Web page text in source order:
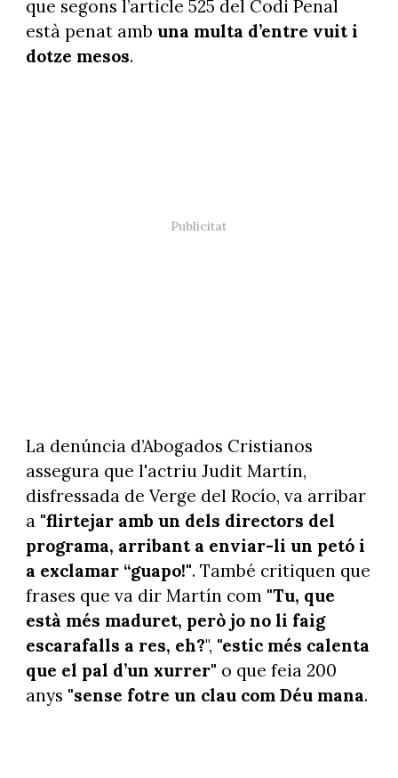
que segons l’article 525 del Codi Penal
està penat amb una multa d’entre vuit i
dotze mesos.
La denúncia d’Abogados Cristianos
assegura que l'actriu Judit Martín,
disfressada de Verge del Rocío, va arribar
a "flirtejar amb un dels directors del
programa, arribant a enviar-li un petó i
a exclamar “guapo!". També critiquen que
frases que va dir Martín com "Tu, que
està més maduret, però jo no li faig
escarafalls a res, eh?", "estic més calenta
que el pal d’un xurrer" o que feia 200
anys "sense fotre un clau com Déu mana.